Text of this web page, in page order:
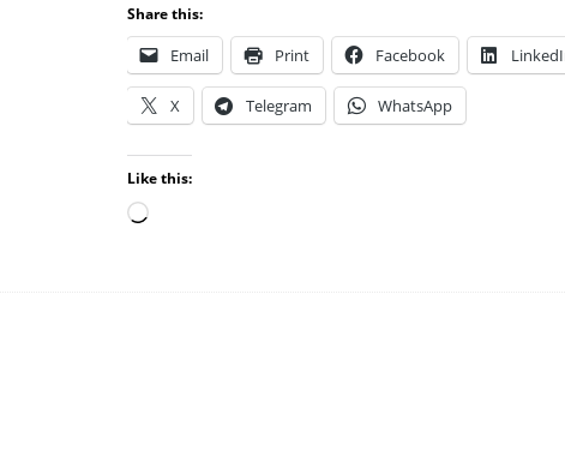
Share this:
Email Print Facebook
X Telegram WhatsApp
Like this: